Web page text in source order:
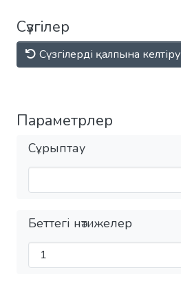
Сүзгілер
Сүзгілерді қалпына келтіру
Параметрлер
Сұрыптау
Беттегі нәтижелер